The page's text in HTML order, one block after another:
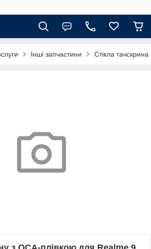
Інші запчастини Стікла тачскрина